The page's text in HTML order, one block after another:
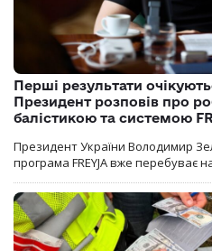
Перші результати
Президент розповів про
балістикою та системою
Президент України Володимир
програма FREYJA вже перебуває